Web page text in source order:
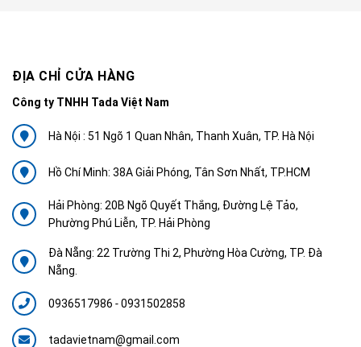
ĐỊA CHỈ CỬA HÀNG
Công ty TNHH Tada Việt Nam
Hà Nội : 51 Ngõ 1 Quan Nhân, Thanh Xuân, TP. Hà Nội
Hồ Chí Minh: 38A Giải Phóng, Tân Sơn Nhất, TP.HCM
Hải Phòng: 20B Ngõ Quyết Thắng, Đường Lệ Tảo,
Phường Phú Liễn, TP. Hải Phòng
Đà Nẵng: 22 Trường Thi 2, Phường Hòa Cường, TP. Đà
Nẵng.
0936517986 -0931502858
tadavietnam@gmail.com